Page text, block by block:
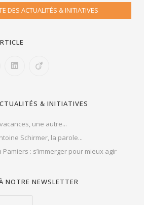
DES ACTUALITÉS & INITIATIVES
& INITIATIVES
une autre...
Schirmer, la parole...
: s’immerger pour mieux agir
NOTRE NEWSLETTER